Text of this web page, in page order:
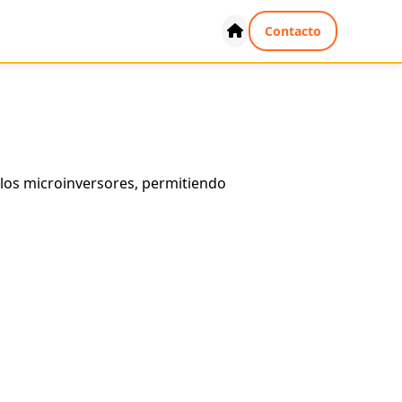
Contacto
microinversores, permitiendo